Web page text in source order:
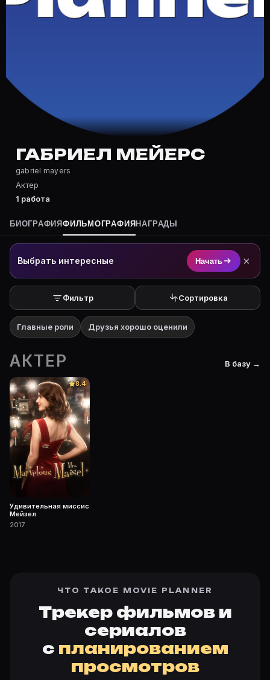
Частые вопросы о Габриел Мейерс
Полный список — на Movie Planner: https://movie-
Кто такой(ая) Габриел Мейерс?
Габриел Мейерс — Актер. Биография и роли на
Где открыть фильмографию Габриел Мейерс?
На Movie Planner: https://movie-planner.ru/s/
ГАБРИЕЛ МЕЙЕРС
gabriel mayers
Актер
1 работа
БИОГРАФИЯФИЛЬМОГРАФИЯ НАГРАДЫ
Выбрать интересные Начать ×
Фильтр Сортировка
Главные роли Друзья хорошо оценили
АКТЕР В базу →
8.4
Удивительная миссис
Мейзел
2017
ЧТО ТАКОЕ MOVIE PLANNER
Трекер фильмов и
сериалов
с планированием
просмотров